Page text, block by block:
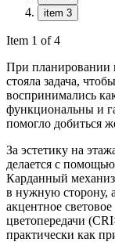
item 3
Item 1 of 4
При планировании
стояла задача,
воспринимались
функциональны и
помогло добиться
За эстетику на
делается с
Карданный
в нужную сторону,
акцентное
цветопередачи
практически как